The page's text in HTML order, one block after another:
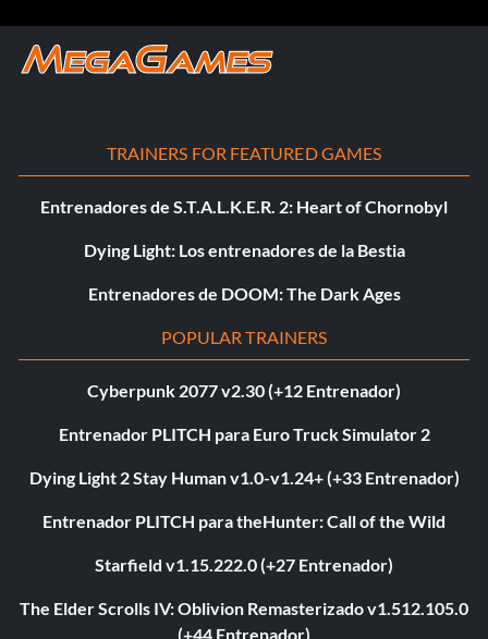
TRAINERS FOR FEATURED GAMES
Entrenadores de S.T.A.L.K.E.R. 2: Heart of Chornobyl
Dying Light: Los entrenadores de la Bestia
Entrenadores de DOOM: The Dark Ages
POPULAR TRAINERS
Cyberpunk 2077 v2.30 (+12 Entrenador)
Entrenador PLITCH para Euro Truck Simulator 2
Dying Light 2 Stay Human v1.0-v1.24+ (+33 Entrenador)
Entrenador PLITCH para theHunter: Call of the Wild
Starfield v1.15.222.0 (+27 Entrenador)
The Elder Scrolls IV: Oblivion Remasterizado v1.512.105.0
(+44 Entrenador)